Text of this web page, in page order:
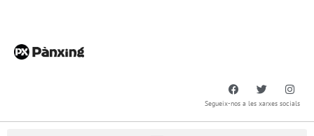
Segueix-nos a les xarxes socials